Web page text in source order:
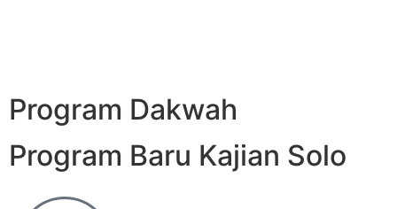
Program Dakwah
Program Baru Kajian Solo